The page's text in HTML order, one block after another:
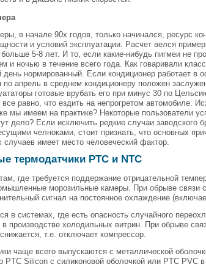
в начале 90х годов, только начинался, ресурс
и условий эксплуатации. Расчет велся
5-8 лет. И то, если какие-нибудь пигмеи не
и ночью в течение всего года. Как говаривали
нормированный. Если кондиционер работает в
апрель в среднем кондиционеру положен
готовые врубать его при минус 30 по
равно, что ездить на непрогретом автомобиле.
мы имеем на практике? Некоторые пользователи
дело? Если исключить редкие случаи заводского
челноками, стоит признать, что основных
имеет место человеческий фактор.
термодатчики PTC и NTC
где требуется поддержание отрицательной
морозильные камеры. При обрыве связи с
сигнал на постоянное охлаждение
в системах, где есть опасность случайного
производстве холодильных витрин. При обрыве
т.е. отключает компрессор.
чаще всего выпускаются с металлической
PTC Silicon с силиконовой оболочкой или PTC PVC в